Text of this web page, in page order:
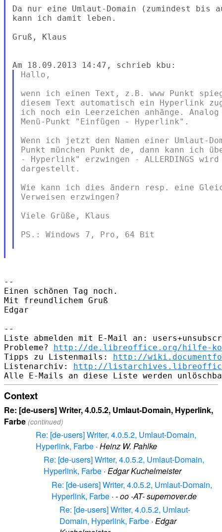
Da nur eine Umlaut-Domain (zumindest
kann ich damit leben.
Gruß, Klaus
Hallo,
wenn ich einen Text, z.B. www Punkt
diesem Text automatisch ein Hyperlink
ich noch ein Leerzeichen anhänge.
Menü-Punkt "Einfügen - Hyperlink".
Wenn ich jetzt den Namen einer Umlaut-
Punkt münchen Punkt de, dann kann ich
- Hyperlink" erzwingen - ALLERDINGS
dargestellt.
Wie kann ich dies ändern resp. eine
Verweisen erzwingen?
Viele Grüße, Klaus
PS.: Windows 7, Pro, 64 Bit
--
Einen schönen Tag noch.
Mit freundlichem Gruß
Edgar
--
Liste abmelden mit E-Mail an:
Probleme? http://de.libreoffice.org/hilfe-
Tipps zu Listenmails: http://
Listenarchiv: http://
Context
Re: [de-users] Writer, 4.0.5.2, Umlaut-Domain, Hyperlink,
Farbe (continued)
Re: [de-users] Writer, 4.0.5.2, Umlaut-Domain,
Hyperlink, Farbe · Heinz W. Pahlke
Re: [de-users] Writer, 4.0.5.2, Umlaut-Domain,
Hyperlink, Farbe · Edgar Kuchelmeister
Re: [de-users] Writer, 4.0.5.2, Umlaut-Domain,
Hyperlink, Farbe · - oo -AT- supernover.de
Re: [de-users] Writer, 4.0.5.2, Umlaut-
Domain, Hyperlink, Farbe · Edgar